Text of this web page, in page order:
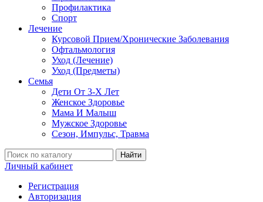
Профилактика
Спорт
Лечение
Курсовой Прием/Хронические Заболевания
Офтальмология
Уход (Лечение)
Уход (Предметы)
Семья
Дети От 3-Х Лет
Женское Здоровье
Мама И Малыш
Мужское Здоровье
Сезон, Импульс, Травма
Найти
Личный кабинет
Регистрация
Авторизация